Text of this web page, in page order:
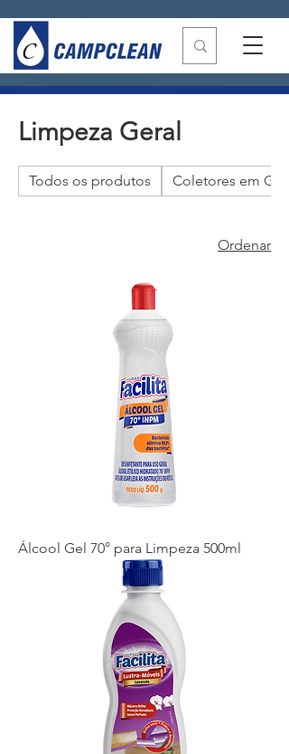
Limpeza Geral
Todos os produtos Coletores em Geral
Ordenar
Álcool Gel 70° para Limpeza 500ml